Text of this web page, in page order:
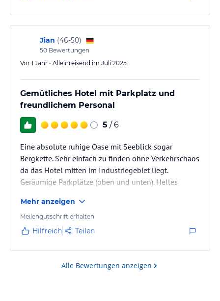
Jian (46-50)
50 Bewertungen
Vor 1 Jahr • Alleinreisend im Juli 2025
Gemütliches Hotel mit Parkplatz und
freundlichem Personal
5 / 6
Eine absolute ruhige Oase mit Seeblick sogar
Bergkette. Sehr einfach zu finden ohne Verkehrschaos
da das Hotel mitten im Industriegebiet liegt.
Geräumige Parkplätze (oben und unten). Helles
hektisch wegen vielen Besucher aber das
Serviceteam war stets hilfsbereit. Die Zimmermöbel
sollten zum Teil ausgetauscht werden da die nicht
Mehr anzeigen
Meilengutschrift erhalten
Hilfreich Teilen
Alle Bewertungen anzeigen